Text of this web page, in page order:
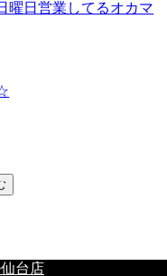
曜日営業してるオカマ